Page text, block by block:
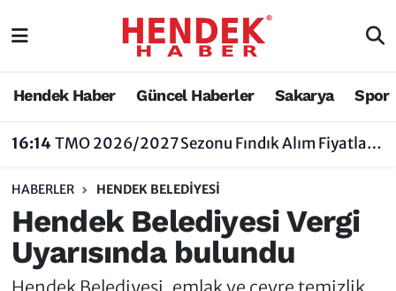
Hendek Haber Güncel Haberler Sakarya Spor
16:14TMO 2026/2027 Sezonu Fındık Alım Fiyatlarını Açıkladı
HABERLER HENDEK BELEDİYESİ
Hendek Belediyesi Vergi
Uyarısında bulundu
Hendek Haber
Nöbetçi Eczaneler
Hendek Haber
Hakkında
Sakarya Nöbetçi Eczaneler
Sakarya Trafik Yoğunluk Haritası
Tüm Manşetler